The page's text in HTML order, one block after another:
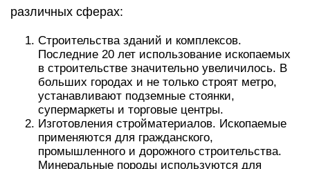
различных сферах:
Строительства зданий и комплексов.
Последние 20 лет использование ископаемых
в строительстве значительно увеличилось. В
больших городах и не только строят метро,
устанавливают подземные стоянки,
супермаркеты и торговые центры.
Изготовления стройматериалов. Ископаемые
применяются для гражданского,
промышленного и дорожного строительства.
Минеральные породы используются для